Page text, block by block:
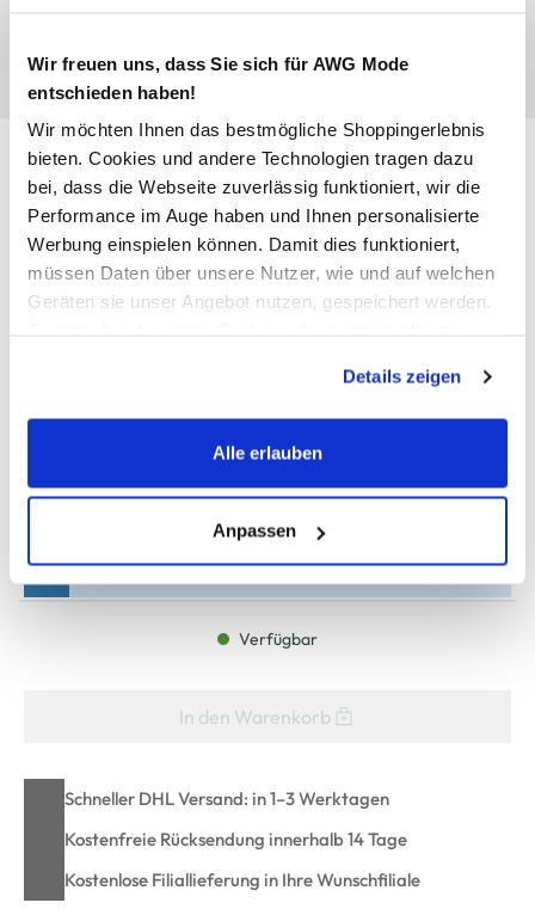
Wir freuen uns, dass Sie sich für AWG Mode
entschieden haben!
Wir möchten Ihnen das bestmögliche Shoppingerlebnis
bieten. Cookies und andere Technologien tragen dazu
bei, dass die Webseite zuverlässig funktioniert, wir die
Performance im Auge haben und Ihnen personalisierte
Werbung einspielen können. Damit dies funktioniert,
müssen Daten über unsere Nutzer, wie und auf welchen
Geräten sie unser Angebot nutzen, gespeichert werden.
werden, werden bei der Nutzung der Webseite auf jeden
Fall gesetzt. Cookies von Drittanbietern für Analyse- oder
Trackingzwecke werden nur dann aktiviert, wenn Sie das
erlauben" bzw. "Alle erlauben" klicken. Mehr dazu
(einschließlich der Möglichkeit, die Einwilligungserklärung
zu ändern oder zu widerrufen) erfahren Sie in unserem
Cookie-Hinweisbzw. derDatenschutzerklärung.
Details zeigen
Alle erlauben
Anpassen
Jack&Jones JPRBLAMAVERICK
KNIT Strickpullover
49,99 €
Bitte wählen Sie eine Größe aus
Verfügbar
In den Warenkorb
Schneller DHL Versand: in 1–3 Werktagen
Kostenfreie Rücksendung innerhalb 14 Tage
Kostenlose Filiallieferung in Ihre Wunschfiliale